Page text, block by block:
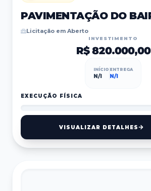
Licitação em Aberto
INVESTIMENTO
R$ 820.000,00
INÍCIO
N/I
ENTREGA
N/I
EXECUÇÃO FÍSICA
VISUALIZAR DETALHES